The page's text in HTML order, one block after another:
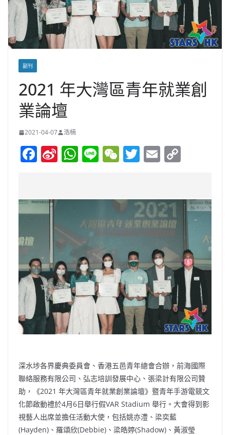
副刊
2021 年大灣區青年就業創
業論壇
2021-04-07 浩楠
F
e
b
o
k
Si
W
ei
b
o
W
s
A
p
p
Li W
h
at
T
er
E
l y
Li
n
k
深水埗各界慶典委員會、香港五邑青年總會合辦，前海國際
聯絡服務有限公司、弘志培訓發展中心、張梁計有限公司贊
助，《2021 年大灣區青年就業創業論壇》暨青年手游電競文
化節啟動禮於4月6日舉行假VAR Stadium 舉行。大會得到影
視藝人出席並擔任活動大使，包括姚亦澧、梁奕藍
(Hayden)、羅頌欣(Debbie)、梁皓婷(Shadow)、黃淑瑩